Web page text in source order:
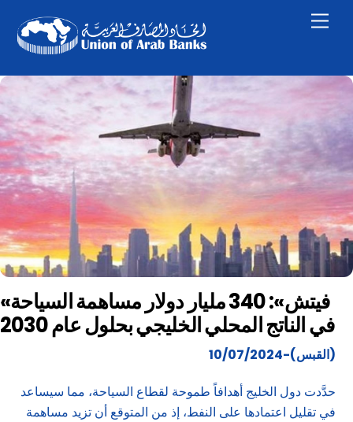
content
«فيتش»: 340 مليار دولار مساهمة السياحة
في الناتج المحلي الخليجي بحلول عام 2030
(القبس)-10/07/2024
حدَّدت دول الخليج أهدافاً طموحة لقطاع السياحة، مما سيساعد
في تقليل اعتمادها على النفط، إذ من المتوقع أن تزيد مساهمة